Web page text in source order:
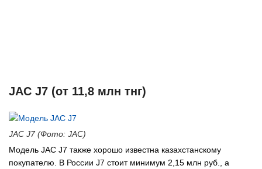
JAC J7 (от 11,8 млн тнг)
JAC J7 (Фото: JAC)
Модель JAC J7 также хорошо известна казахстанскому
покупателю. В России J7 стоит минимум 2,15 млн руб., а